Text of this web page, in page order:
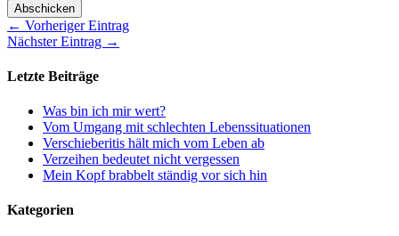
Abschicken
← Vorheriger Eintrag
Nächster Eintrag →
Letzte Beiträge
Was bin ich mir wert?
Vom Umgang mit schlechten Lebenssituationen
Verschieberitis hält mich vom Leben ab
Verzeihen bedeutet nicht vergessen
Mein Kopf brabbelt ständig vor sich hin
Kategorien